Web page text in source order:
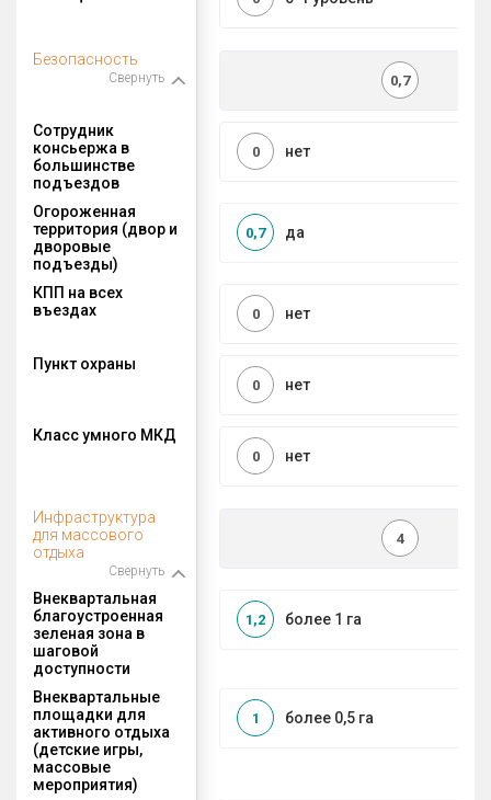
Безопасность
Свернуть 0,7
Сотрудник
консьержа в
большинстве
подъездов
нет
0
Огороженная
территория (двор и
дворовые
подъезды)
да
0,7
КПП на всех
въездах
нет
0
Пункт охраны
нет
0
Класс умного МКД
нет
0
Инфраструктура
для массового
отдыха
Свернуть
4
Внеквартальная
благоустроенная
зеленая зона в
шаговой
доступности
более 1 га
1,2
Внеквартальные
площадки для
активного отдыха
(детские игры,
массовые
мероприятия)
более 0,5 га
1